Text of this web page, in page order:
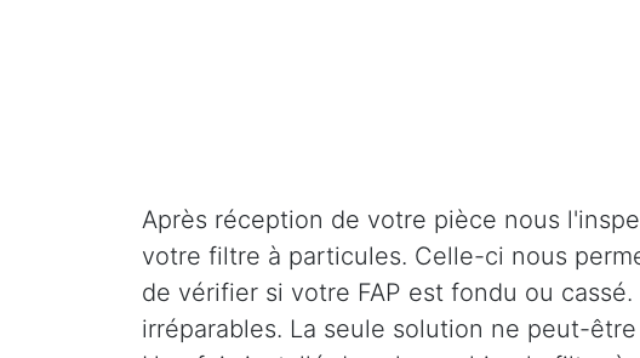
Après réception de votre pièce nous
votre filtre à particules. Celle-ci nous
de vérifier si votre FAP est fondu ou
irréparables. La seule solution ne peut-